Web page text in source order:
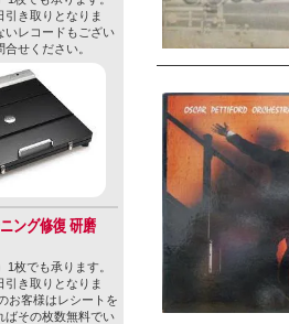
引き取りとなりま
いレコードもござい
せください。
ング修復 研磨
1枚でも承ります。
引き取りとなりま
お客様はレシートを
ばその枚数無料でい